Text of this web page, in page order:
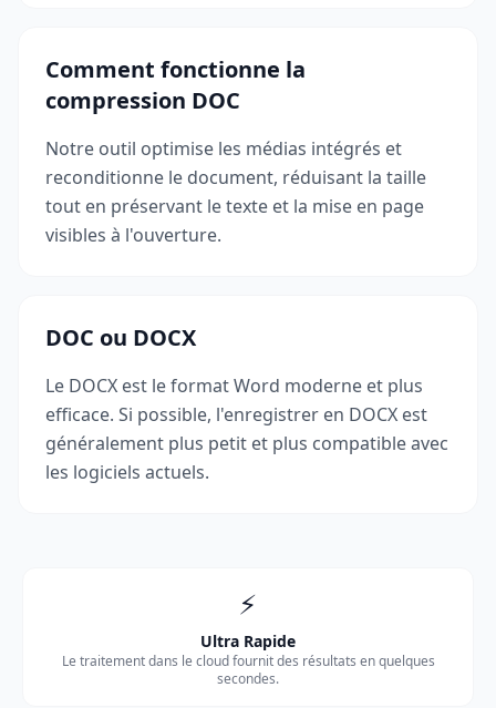
Comment fonctionne la
compression DOC
Notre outil optimise les médias intégrés et
reconditionne le document, réduisant la taille
tout en préservant le texte et la mise en page
visibles à l'ouverture.
DOC ou DOCX
Le DOCX est le format Word moderne et plus
efficace. Si possible, l'enregistrer en DOCX est
généralement plus petit et plus compatible avec
les logiciels actuels.
⚡
Ultra Rapide
Le traitement dans le cloud fournit des résultats en quelques
secondes.